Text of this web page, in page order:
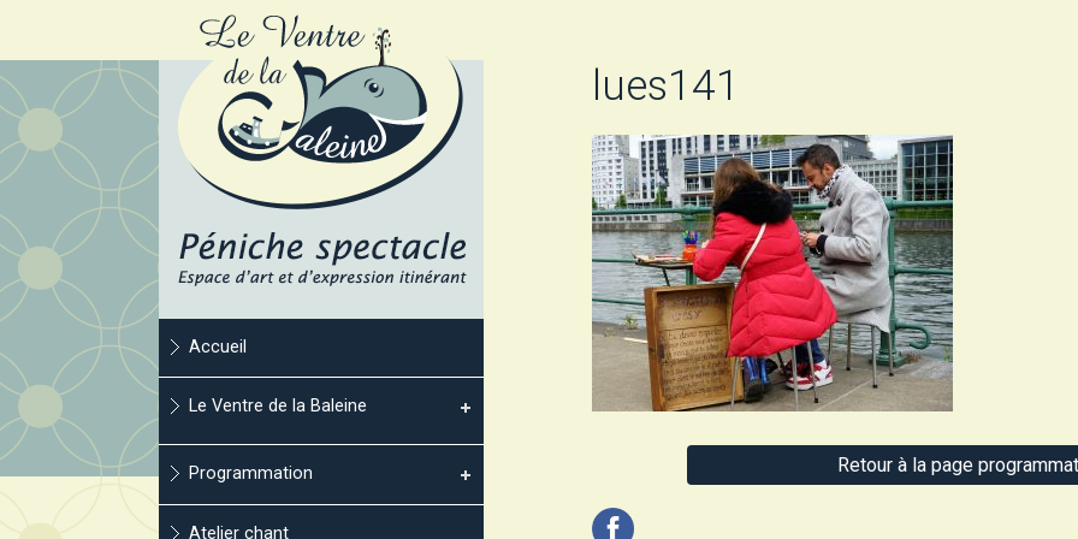
Accueil
Le Ventre de la Baleine
Programmation
Atelier chant
lues141
Retour à la page